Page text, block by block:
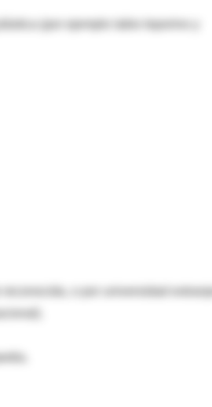
(por ejemplo labio leporino y